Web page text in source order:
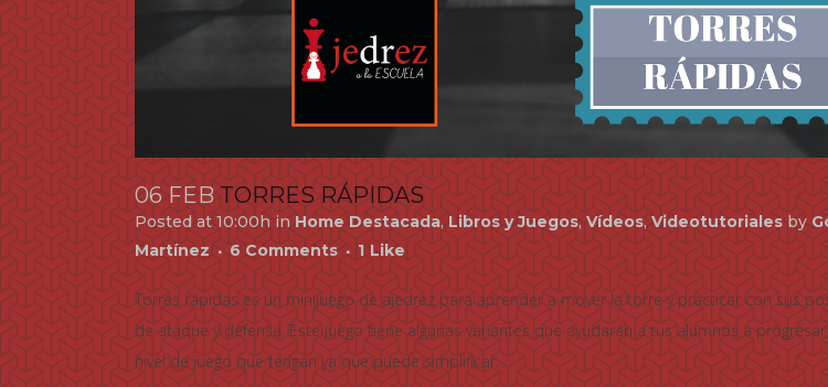
06 FEB TORRES RÁPIDAS
Posted at 10:00hinHome Destacada,Libros y Juegos,Vídeos,Videotutoriales by
Martínez
6 Comments 1 Like
Torres rápidas es un minijuego de ajedrez para aprender a mover la torre y practicar con sus
de ataque y defensa. Este juego tiene algunas variantes que ayudarán a tus alumnos a
nivel de juego que tengan ya que puede simplificar...